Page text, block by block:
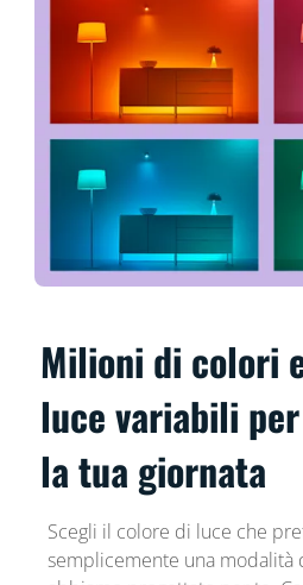
Milioni di colori
luce variabili
la tua giornata
Scegli il colore di luce che
semplicemente una modalità